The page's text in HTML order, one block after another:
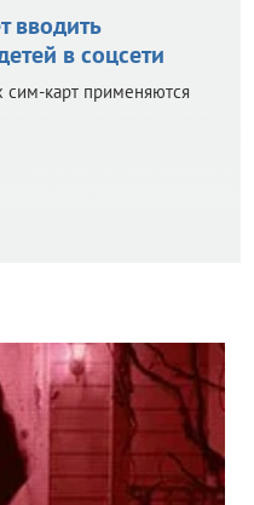
вводить
в соцсети
карт применяются